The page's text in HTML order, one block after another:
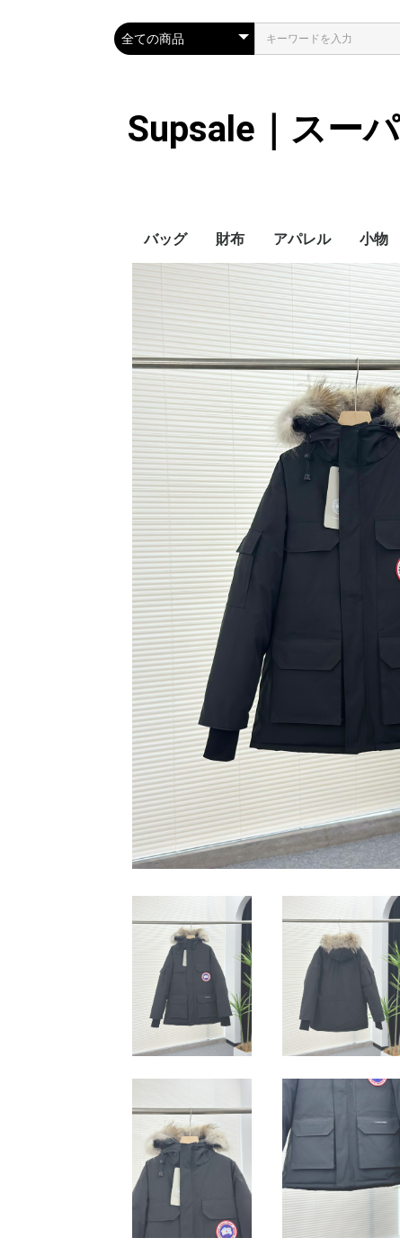
Supsale｜スー
バッグ
Hermes
LOUIS VUITTON
Chanel
Loewe
Balenciaga
MiuMiu
財布
HERMES
CHANEL
LOUIS VUITTON
Celine
YSL
Miu Miu
Prada
Gucci
Fendi
アパレル
ハイブランド
Supreme
Miu Miu
アウター
LOUIS VUITTON
MONCLER
Adidas
THE NORTH FACE
CHANEL
𝗖𝗔𝗡𝗔𝗗𝗔 𝗚𝗢𝗢𝗦𝗘
DIOR
GUCCI
VERSACE
BALENCIAGA
FENDI
子供服切れ
小物
ぼう
ネク
ハン
スマ
サン
ア
アク
マフ
傘
バッ
バッ
カー
ス
キー
時計
革の
ヘア